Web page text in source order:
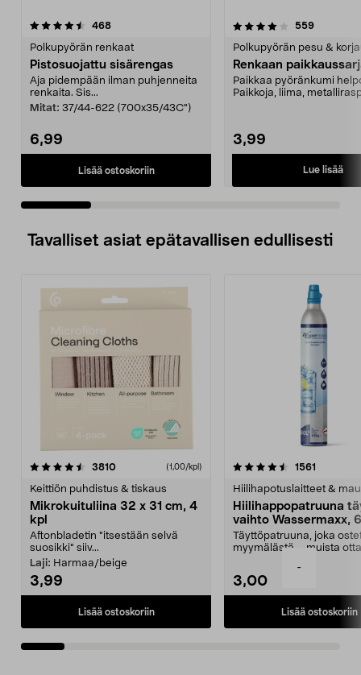
-
468arvostelut
Polkupyörän renkaat
Pistosuojattu sisärengas
Aja pidempään ilman puhjenneita
renkaita. Sis...
Mitat: 37/44-622 (700x35/43C")
6,99
Lisää ostoskoriin
4.0 viidestä
559arvostelut
Polkupyörän pesu &
Renkaan
Paikkaa pyöränkumi
Paikkoja, liima,
3,99
Lue lisää
4.0 viidestä
Tavalliset asiat epätavallisen edullisesti
3810arvostelut (1,00/kpl)
Keittiön puhdistus & tiskaus
Mikrokuituliina 32 x 31 cm, 4
kpl
Aftonbladetin "itsestään selvä
suosikki" siiv...
Laji: Harmaa/beige
3,99
Lisää ostoskoriin
4.5viidestä
1561
Hiilihapotuslaitteet &
Hiilihappopatruuna
vaihto Wassermaxx,
Täyttöpatruuna, joka
myymälästä – muista
3,00
Lisää ostoskoriin
4.5viidestä